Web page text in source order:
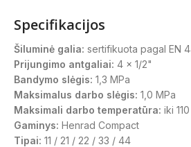
Specifikacijos
Šiluminė galia: sertifikuota pagal EN
Prijungimo antgaliai: 4 x 1/2"
Bandymo slėgis: 1,3 MPa
Maksimalus darbo slėgis: 1,0 MPa
Maksimali darbo temperatūra: iki 110
Gaminys: Henrad Compact
Tipai: 11 / 21 / 22 / 33 / 44